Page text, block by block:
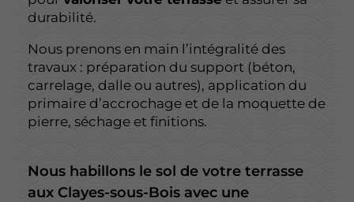
durabilité.
Nous prenons en main l’intégralité des
travaux : préparation du support (béton,
carrelage, dalle ou autres), application du
primaire d’accrochage et de la moquette de
pierre, séchage et finitions.
Nous habillons le sol de votre terrasse
aux Clayes-sous-Bois avec une